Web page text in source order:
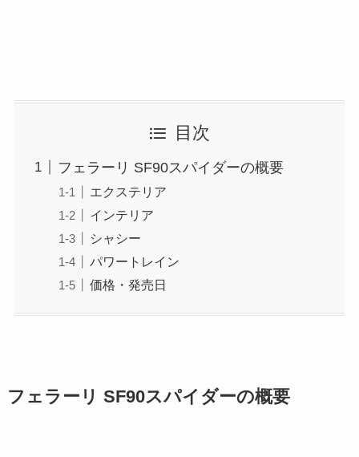
目次
フェラーリ SF90スパイダーの概要
エクステリア
インテリア
シャシー
パワートレイン
価格・発売日
フェラーリ SF90スパイダーの概要